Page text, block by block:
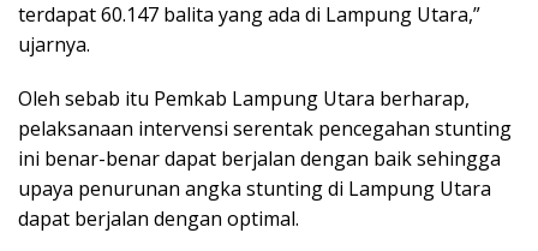
terdapat 60.147 balita yang ada di Lampung Utara,”
ujarnya.
Oleh sebab itu Pemkab Lampung Utara berharap,
pelaksanaan intervensi serentak pencegahan stunting
ini benar-benar dapat berjalan dengan baik sehingga
upaya penurunan angka stunting di Lampung Utara
dapat berjalan dengan optimal.